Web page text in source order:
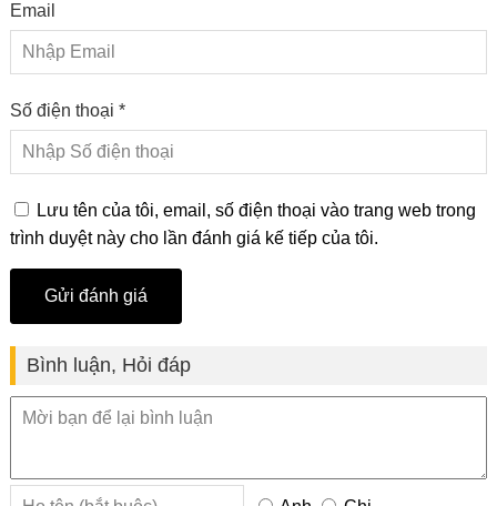
Email
Số điện thoại *
Lưu tên của tôi, email, số điện thoại vào trang web trong
trình duyệt này cho lần đánh giá kế tiếp của tôi.
Bình luận, Hỏi đáp